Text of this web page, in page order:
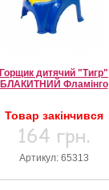
Горщик дитячий "Тигр"
БЛАКИТНИЙ Фламінго
Товар закінчився
164 грн.
Артикул: 65313